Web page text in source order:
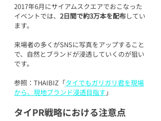
2017年6月にサイアムスクエアでおこなった
イベントでは、 2日間で約3万本を配布してい
ます。
来場者の多くがSNSに写真をアップすること
で、自然とブランドが浸透していくのが狙い
です。
参照：THAIBIZ「タイでもガリガリ君を現場
から、現地ブランド浸透目指す 」
タイPR戦略における注意点